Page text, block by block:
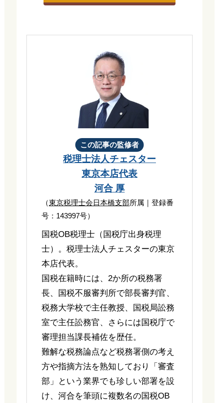
この記事の監修者
税理士法人チェスター
東京本店代表
河合 厚
（東京税理士会日本橋支部所属｜登録番
号：143997号）
国税OB税理士（国税庁出身税理
士）。税理士法人チェスターの東京
本店代表。
国税在籍時には、2か所の税務署
長、国税不服審判所で部長審判官、
税務大学校で主任教授、国税局訟務
室で主任訟務官、さらには国税庁で
審理担当課長補佐を歴任。
難解な税務論点など税務署側の考え
方や指摘方法を熟知しており「審査
部」という業界でも珍しい部署を設
け、河合を筆頭に複数名の国税OB